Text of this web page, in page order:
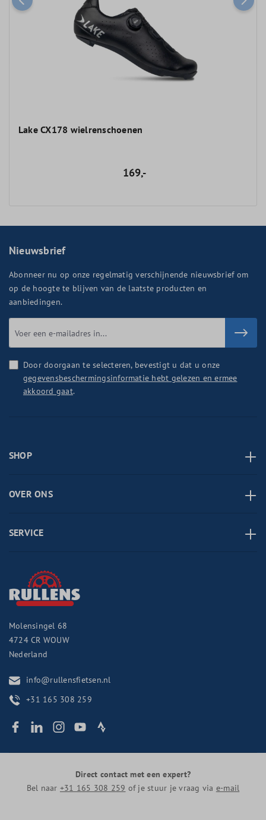
Lake CX178 wielrenschoenen
169,-
Nieuwsbrief
Abonneer nu op onze regelmatig verschijnende nieuwsbrief om
op de hoogte te blijven van de laatste producten en
aanbiedingen.
Door doorgaan te selecteren, bevestigt u dat u onze
gegevensbeschermingsinformatie hebt gelezen en ermee
akkoord gaat.
SHOP
OVER ONS
SERVICE
Molensingel 68
4724 CR WOUW
Nederland
info@rullensfietsen.nl
+31 165 308 259
Direct contact met een expert?
Bel naar +31 165 308 259 of je stuur je vraag via e-mail